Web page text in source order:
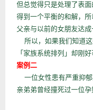
但总觉得只是处理了表
得到一个平衡的和解，
父亲与以前的女朋友达
所以，如果我们知道这
「家族系统排列」却刚
案例二
一位女性患有严重抑郁
亲弟弟曾经撞死过一位